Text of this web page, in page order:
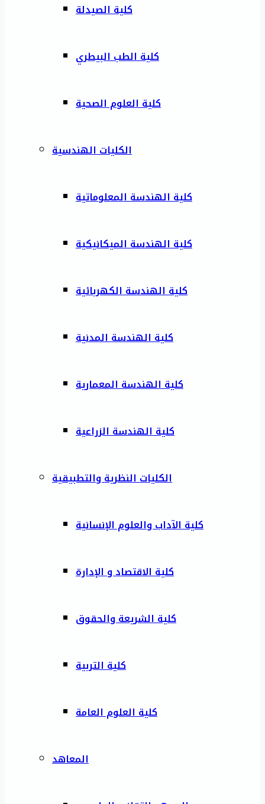
كلية الصيدلة
كلية الطب البيطري
كلية العلوم الصحية
الكليات الهندسية
كلية الهندسة المعلوماتية
كلية الهندسة الميكانيكية
كلية الهندسة الكهربائية
كلية الهندسة المدنية
كلية الهندسة المعمارية
كلية الهندسة الزراعية
الكليات النظرية والتطبيقية
كلية الآداب والعلوم الإنسانية
كلية الاقتصاد و الإدارة
كلية الشريعة والحقوق
كلية التربية
كلية العلوم العامة
المعاهد